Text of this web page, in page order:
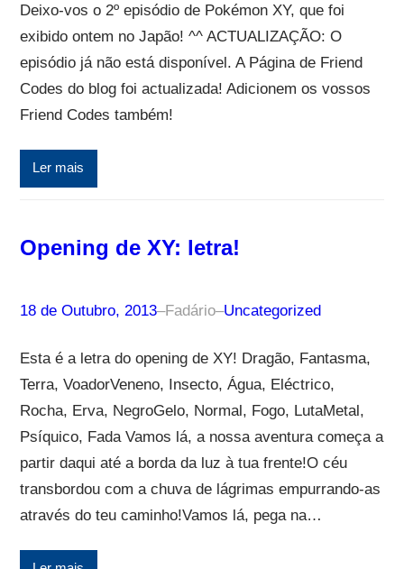
Deixo-vos o 2º episódio de Pokémon XY, que foi
exibido ontem no Japão! ^^ ACTUALIZAÇÃO: O
episódio já não está disponível. A Página de Friend
Codes do blog foi actualizada! Adicionem os vossos
Friend Codes também!
Ler mais
Opening de XY: letra!
18 de Outubro, 2013–Fadário–Uncategorized
Esta é a letra do opening de XY! Dragão, Fantasma,
Terra, VoadorVeneno, Insecto, Água, Eléctrico,
Rocha, Erva, NegroGelo, Normal, Fogo, LutaMetal,
Psíquico, Fada Vamos lá, a nossa aventura começa a
partir daqui até a borda da luz à tua frente!O céu
transbordou com a chuva de lágrimas empurrando-as
através do teu caminho!Vamos lá, pega na…